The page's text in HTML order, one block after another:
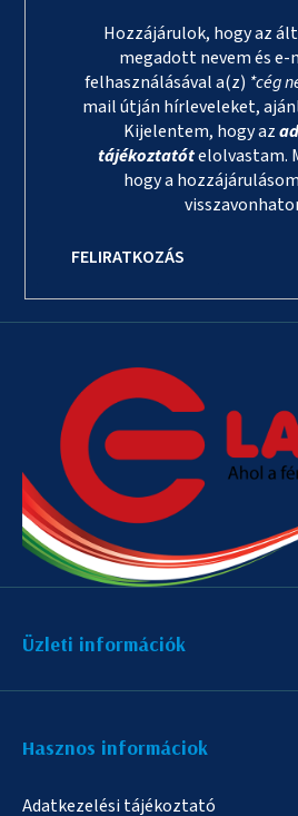
Hozzájárulok, hogy az
megadott nevem és e-
felhasználásával a(z) *cég
mail útján hírleveleket,
Kijelentem, hogy az
tájékoztatótelolvastam.
hogy a
FELIRATKOZÁS
Üzleti információk
Hasznos informáciok
Adatkezelési tájékoztató